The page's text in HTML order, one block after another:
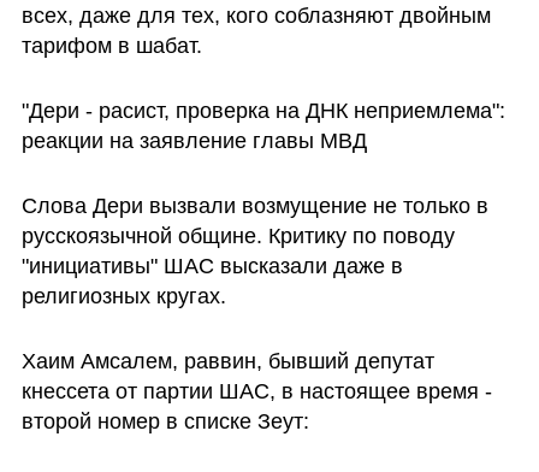
всех, даже для тех, кого соблазняют двойным
тарифом в шабат.
"Дери - расист, проверка на ДНК неприемлема":
реакции на заявление главы МВД
Слова Дери вызвали возмущение не только в
русскоязычной общине. Критику по поводу
"инициативы" ШАС высказали даже в
религиозных кругах.
Хаим Амсалем, раввин, бывший депутат
кнессета от партии ШАС, в настоящее время -
второй номер в списке Зеут: